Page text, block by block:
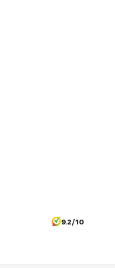
9.2/10